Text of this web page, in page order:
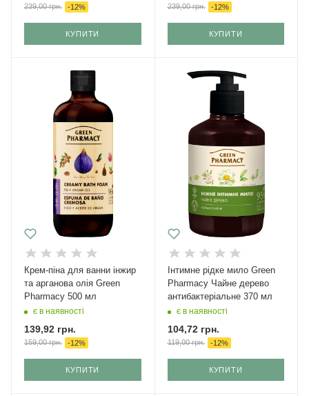
239,00грн. -12%
КУПИТИ
239,00грн. -12%
КУПИТИ
Крем-піна для ванни інжир
та арганова олія Green
Pharmacy 500 мл
є в наявності
139,92 грн.
159,00грн. -12%
КУПИТИ
Інтимне рідке мило Green
Pharmacy Чайне дерево
антибактеріальне 370 мл
є в наявності
104,72грн.
119,00грн. -12%
КУПИТИ